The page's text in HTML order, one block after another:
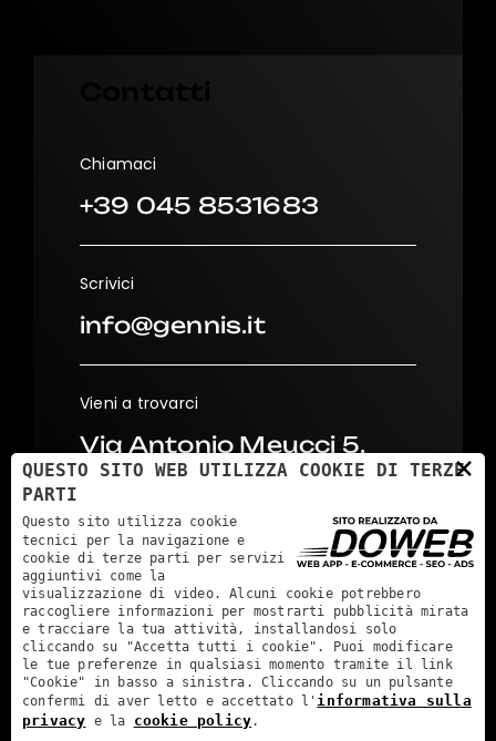
Chiamaci
+39 045 8531683
Scrivici
info@gennis.it
Vieni a trovarci
Via Antonio Meucci 5,
37026
Settimo di Pescantina
(VR)
Qualitaglio s.r.l. - P.IVA: 02885740239 - REA: VR291650 -
×
QUESTO SITO WEB UTILIZZA COOKIE DI TERZE
PARTI
Questo sito utilizza cookie
tecnici per la navigazione e
cookie di terze parti per servizi
aggiuntivi come la
visualizzazione di video. Alcuni cookie potrebbero
raccogliere informazioni per mostrarti pubblicità mirata
e tracciare la tua attività, installandosi solo
cliccando su "Accetta tutti i cookie". Puoi modificare
le tue preferenze in qualsiasi momento tramite il link
"Cookie" in basso a sinistra. Cliccando su un pulsante
confermi di aver letto e accettato l'informativa sulla
privacy e la cookie policy.